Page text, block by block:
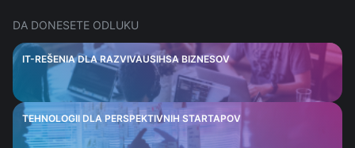
DA DONESETE ODLUKU
IT-REŠENIA DLA RAZVIVAUSIHSA BIZNESOV
TEHNOLOGII DLA PERSPEKTIVNIH STARTAPOV